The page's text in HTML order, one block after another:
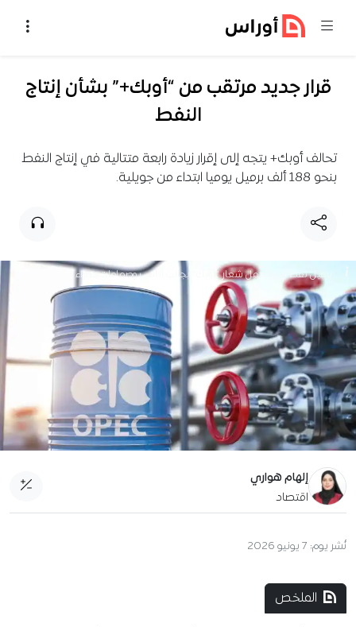
قرار جديد مرتقب من “أوبك+” بشأن إنتاج
النفط
تحالف أوبك+ يتجه إلى إقرار زيادة رابعة متتالية في إنتاج النفط
بنحو 188 ألف برميل يوميا ابتداء من جويلية.
برميل نفط أزرق يحمل شعار "أوبك" بجانب أنابيب وصمامات حمراء
إلهام هواري
اقتصاد
نُشر يوم: 7 يونيو 2026
الملخص